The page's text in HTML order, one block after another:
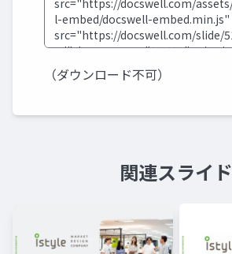
（ダウンロード不可）
関連スライド